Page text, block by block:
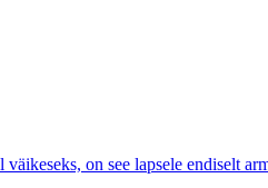
on see lapsele endiselt